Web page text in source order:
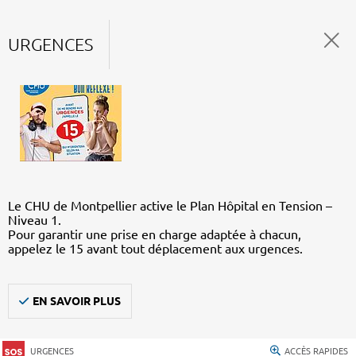
URGENCES
Le CHU de Montpellier active le Plan Hôpital en Tension –
Niveau 1.
Pour garantir une prise en charge adaptée à chacun,
appelez le 15 avant tout déplacement aux urgences.
EN SAVOIR PLUS
URGENCES ACCÈS RAPIDES